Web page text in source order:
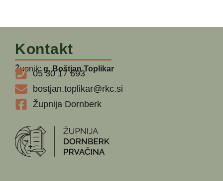
Kontakt
Župnik:g. Boštjan Toplikar
05 30 17 693
bostjan.toplikar@rkc.si
Župnija Dornberk